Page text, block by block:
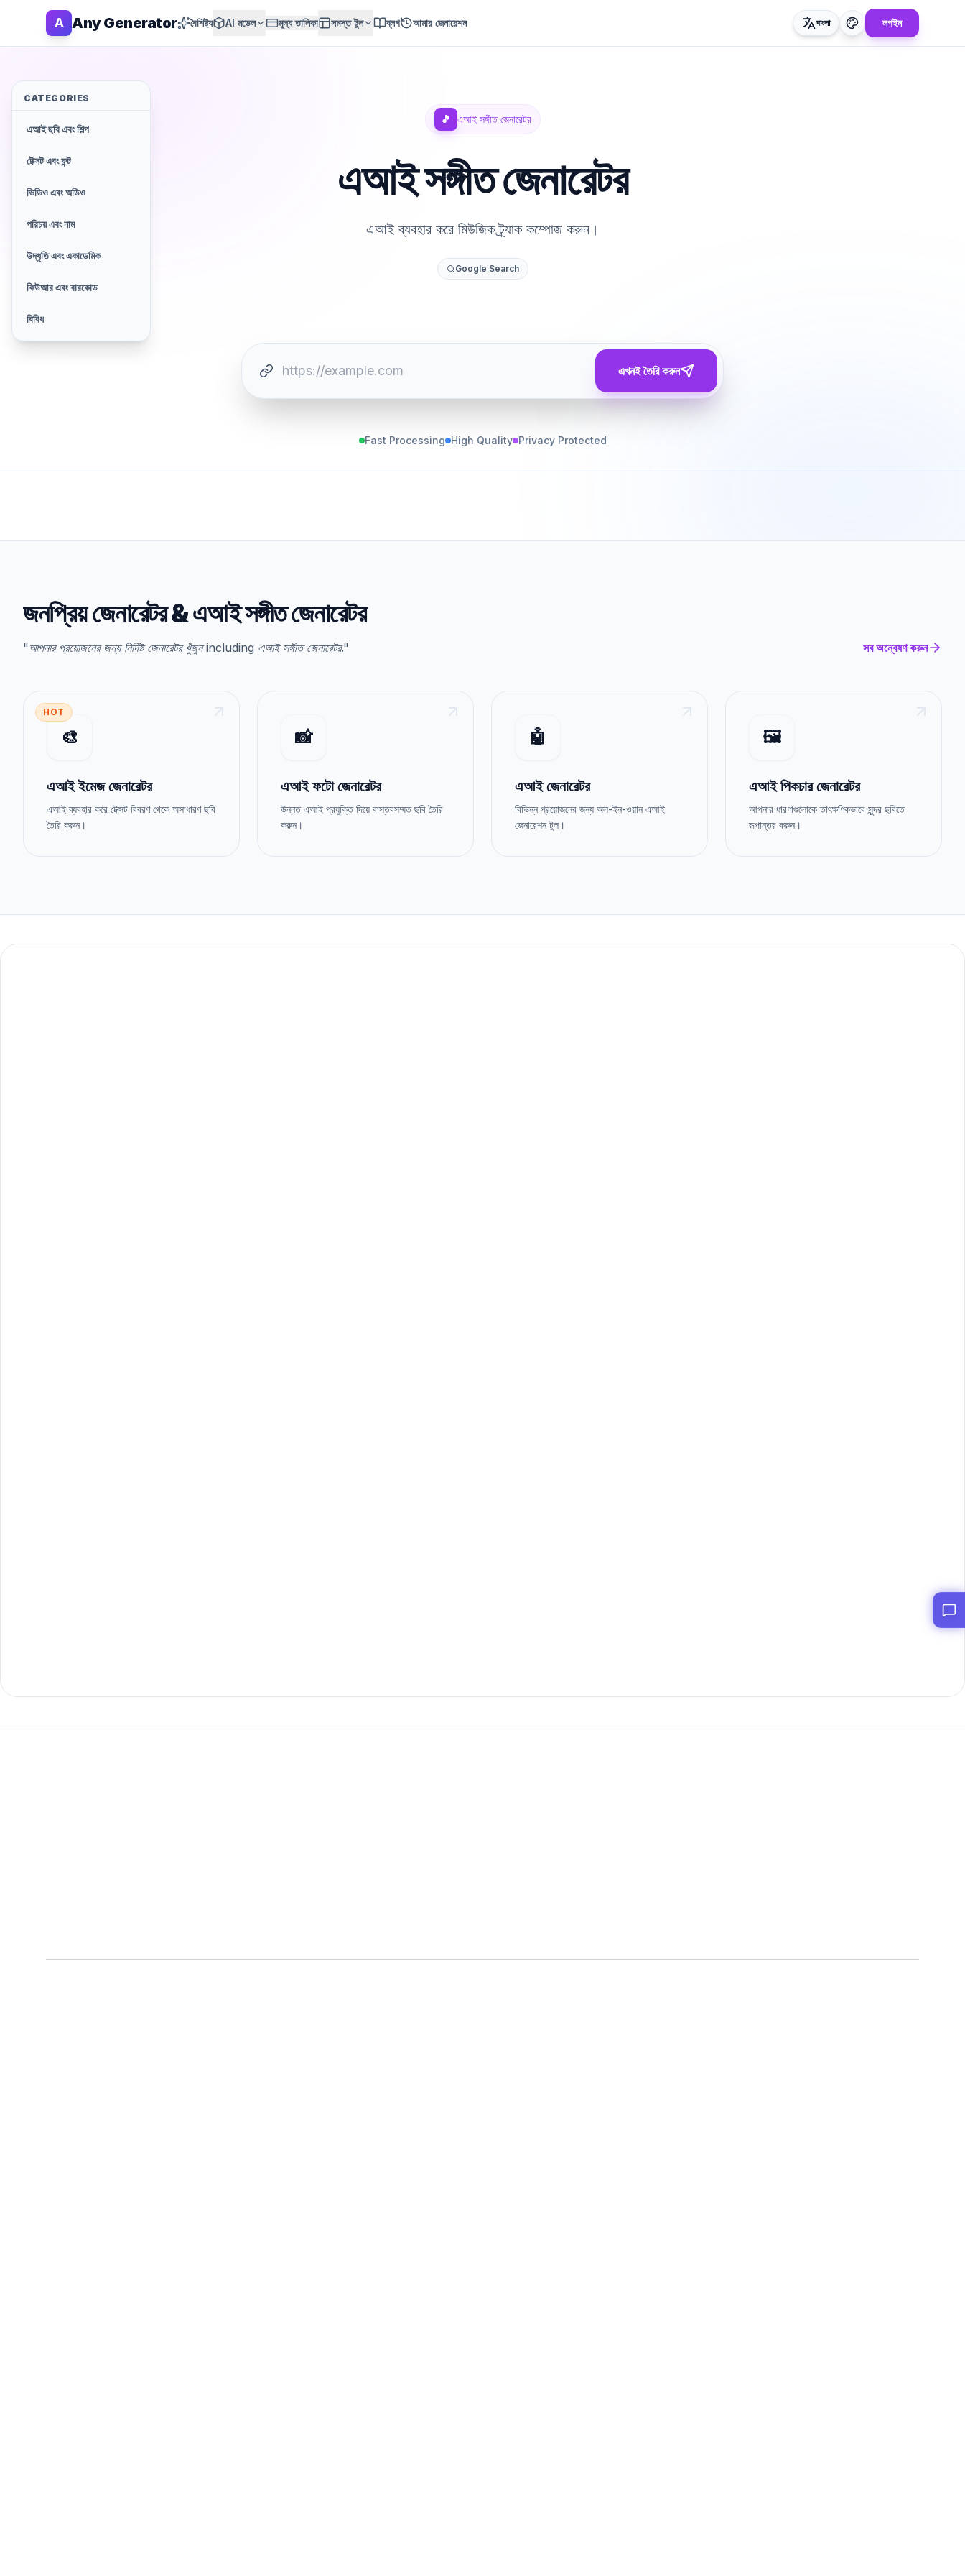
A Any Generator বৈশিষ্ট্য AI মডেল মূল্য তালিকা সমস্ত টুল ব্লগ আমার জেনারেশন বাংলা লগইন
🎵 এআই সঙ্গীত জেনারেটর
এআই সঙ্গীত জেনারেটর
এআই ব্যবহার করে মিউজিক ট্র্যাক কম্পোজ করুন।
Google Search
এখনই তৈরি করুন
Fast Processing High Quality Privacy Protected
জনপ্রিয় জেনারেটর&এআই সঙ্গীত জেনারেটর
" আপনার প্রয়োজনের জন্য নির্দিষ্ট জেনারেটর খুঁজুনincluding এআই সঙ্গীত জেনারেটর." সব অন্বেষণ করুন
HOT
🎨
এআই ইমেজ জেনারেটর
এআই ব্যবহার করে টেক্সট বিবরণ থেকে অসাধারণ ছবি
তৈরি করুন।
📸
এআই ফটো জেনারেটর
উন্নত এআই প্রযুক্তি দিয়ে বাস্তবসম্মত ছবি তৈরি
করুন।
🤖
এআই জেনারেটর
বিভিন্ন প্রয়োজনের জন্য অল-ইন-ওয়ান এআই
জেনারেশন টুল।
🖼️
এআই পিকচার জেনারেটর
আপনার ধারণাগুলোকে তাৎক্ষণিকভাবে সুন্দর ছবিতে
রূপান্তর করুন।
CATEGORIES
এআই ছবি এবং শিল্প
টেক্সট এবং ফন্ট
ভিডিও এবং অডিও
পরিচয় এবং নাম
উদ্ধৃতি এবং একাডেমিক
কিউআর এবং বারকোড
বিবিধ